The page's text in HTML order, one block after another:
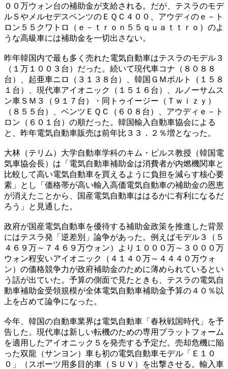
００万ウォン台の補助金が支給される。だが、テスラのモデ
ルＳやメルセデスベンツのＥＱＣ４００、アウディのｅ－ト
ロン５５クワトロ（ｅ－ｔｒｏｎ５５ｑｕａｔｔｒｏ）のよ
うな高級車には補助金を一切出さない。
昨年韓国内で最も多く売れた電気自動車はテスラのモデル３
（１万１００３台）だった。続いて現代車コナ（８０８８
台）、起亜車ニロ（３１３８台）、韓国ＧＭボルト（１５８
１台）、現代車アイオニック（１５１６台）、ルノーサムス
ン車ＳＭ３（９１７台）・同トゥイージー（Ｔｗｉｚｙ）
（８５５台）、ベンツＥＱＣ（６０８台）、アウディｅ－ト
ロン（６０１台）の順だった。韓国輸入自動車協会による
と、昨年電気自動車販売は前年比３３．２％増となった。
大林（テリム）大学自動車学科のキム・ピルス教授（韓国電
気車協会長）は「電気自動車補助金は消費者が内燃機関車と
比較して高い電気自動車を買えるように負担を減らす核心要
素」とし「価格帯が高い輸入高価電気自動車の補助金の恩恵
が消えたことから、国産電気自動車ははるかに有利になるだ
ろう」と見通した。
政府が国産電気自動車を優待する補助金政策を推進した背景
にはテスラ発「逆差別」論争があった。例えばモデル３（５
４６９万～７４６９万ウォン）より１０００万～３０００万
ウォン程安いアイオニック（４１４０万～４４４０万ウォ
ン）の価格競争力が政府補助金のために薄められているとい
う話が出ていた。予算の側面で見たときも、テスラの電気自
動車補助金受領規模が全体電気自動車補助金予算の４０％以
上を占めて論争になった。
今年、韓国の自動車業界は電気自動車「春秋戦国時代」を予
告した。現代車は新しい転機のための専用プラットフォーム
を適用したアイオニック５を発売する予定だ。売却危機に陥
った双龍（サンヨン）車も初の電気自動車モデル「Ｅ１０
０」（スポーツ用多目的車（ＳＵＶ）を出撃させる。輸入車